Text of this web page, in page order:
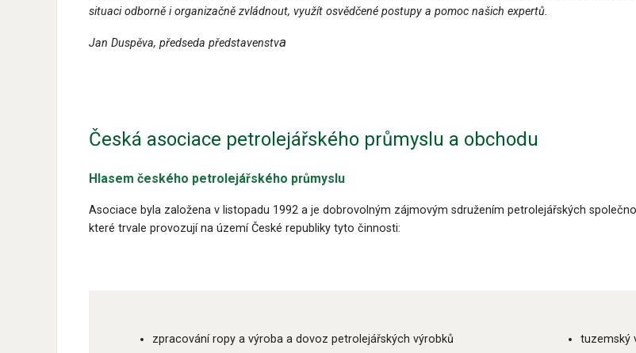
situaci odborně i organizačně zvládnout, využít osvědčené postupy a pomoc našich expertů.
Jan Duspěva, předseda představenstva
Česká asociace petrolejářského průmyslu a obchodu
Hlasem českého petrolejářského průmyslu
Asociace byla založena v listopadu 1992 a je dobrovolným zájmovým sdružením petrolejářských
které trvale provozují na území České republiky tyto činnosti:
zpracování ropy a výroba a dovoz petrolejářských výrobků
tuzemský